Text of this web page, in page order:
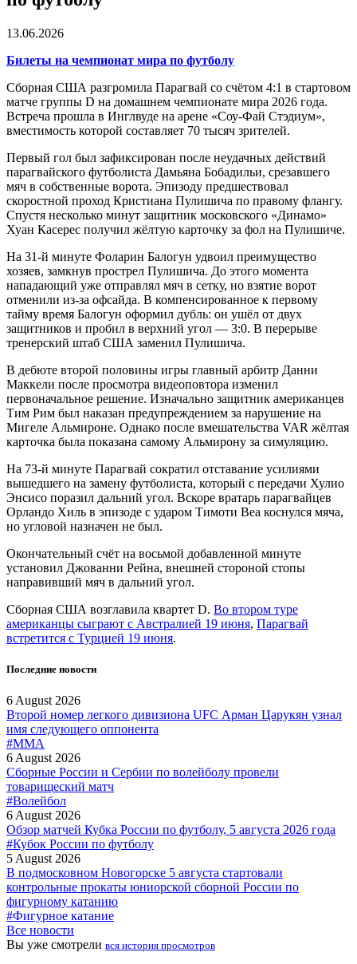
13.06.2026
Билеты на чемпионат мира по футболу
Сборная США разгромила Парагвай со счётом 4:1 в стартовом
матче группы D на домашнем чемпионате мира 2026 года.
Встреча прошла в Инглвуде на арене «Соу-Фай Стэдиум»,
вместимость которой составляет 70 тысяч зрителей.
Первый гол был зафиксирован после неудачных действий
парагвайского футболиста Дамьяна Бобадильи, срезавшего
мяч в собственные ворота. Эпизоду предшествовал
скоростной проход Кристиана Пулишича по правому флангу.
Спустя несколько минут защитник московского «Динамо»
Хуан Касерес получил жёлтую карточку за фол на Пулишиче.
На 31-й минуте Фоларин Балогун удвоил преимущество
хозяев, замкнув прострел Пулишича. До этого момента
нападающий уже отправлял мяч в сетку, но взятие ворот
отменили из-за офсайда. В компенсированное к первому
тайму время Балогун оформил дубль: он ушёл от двух
защитников и пробил в верхний угол — 3:0. В перерыве
тренерский штаб США заменил Пулишича.
В дебюте второй половины игры главный арбитр Данни
Маккели после просмотра видеоповтора изменил
первоначальное решение. Изначально защитник американцев
Тим Рим был наказан предупреждением за нарушение на
Мигеле Альмироне. Однако после вмешательства VAR жёлтая
карточка была показана самому Альмирону за симуляцию.
На 73-й минуте Парагвай сократил отставание усилиями
вышедшего на замену футболиста, который с передачи Хулио
Энсисо поразил дальний угол. Вскоре вратарь парагвайцев
Орландо Хиль в эпизоде с ударом Тимоти Веа коснулся мяча,
но угловой назначен не был.
Окончательный счёт на восьмой добавленной минуте
установил Джованни Рейна, внешней стороной стопы
направивший мяч в дальний угол.
Сборная США возглавила квартет D. Во втором туре
американцы сыграют с Австралией 19 июня, Парагвай
встретится с Турцией 19 июня.
Последние новости
6 August 2026
Второй номер легкого дивизиона UFC Арман Царукян узнал
имя следующего оппонента
#MMA
6 August 2026
Сборные России и Сербии по волейболу провели
товарищеский матч
#Волейбол
6 August 2026
Обзор матчей Кубка России по футболу, 5 августа 2026 года
#Кубок России по футболу
5 August 2026
В подмосковном Новогорске 5 августа стартовали
контрольные прокаты юниорской сборной России по
фигурному катанию
#Фигурное катание
Все новости
Вы уже смотрели вся история просмотров